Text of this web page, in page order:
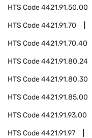
HTS Code4421.91.50.00
HTS Code4421.91.70
HTS Code4421.91.70.40
HTS Code4421.91.80.24
HTS Code4421.91.80.30
HTS Code4421.91.85.00
HTS Code4421.91.93.00
HTS Code4421.91.97